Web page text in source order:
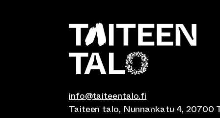
info@taiteentalo.fi
Taiteen talo, Nunnankatu 4, 20700